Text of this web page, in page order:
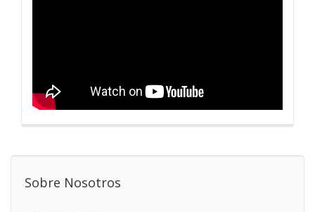
Sobre Nosotros